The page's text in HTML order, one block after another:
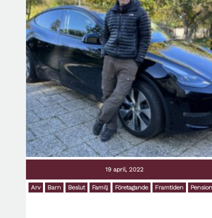
19 april, 2022
Arv Barn Beslut Familj Företagande Framtiden Pension